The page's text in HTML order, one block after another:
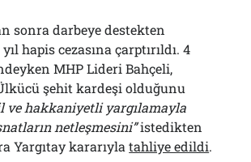
sonra darbeye destekten
yıl hapis cezasına çarptırıldı. 4
MHP Lideri Bahçeli,
şehit kardeşi olduğunu
ve hakkaniyetli yargılamayla
netleşmesini”istedikten
Yargıtay kararıylatahliye edildi.